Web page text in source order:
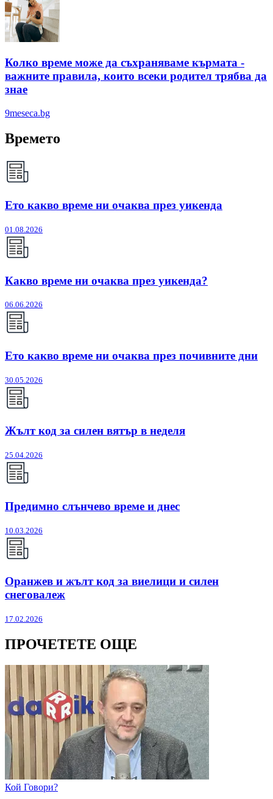
Колко време може да съхраняваме кърмата -
важните правила, които всеки родител трябва да
знае
9meseca.bg
Времето
Ето какво време ни очаква през уикенда
01.08.2026
Какво време ни очаква през уикенда?
06.06.2026
Ето какво време ни очаква през почивните дни
30.05.2026
Жълт код за силен вятър в неделя
25.04.2026
Предимно слънчево време и днес
10.03.2026
Оранжев и жълт код за виелици и силен
снеговалеж
17.02.2026
ПРОЧЕТЕТЕ ОЩЕ
Кой Говори?